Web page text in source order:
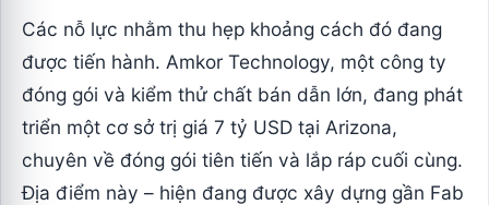
Các nỗ lực nhằm thu hẹp khoảng cách đó đang
được tiến hành. Amkor Technology, một công ty
đóng gói và kiểm thử chất bán dẫn lớn, đang phát
triển một cơ sở trị giá 7 tỷ USD tại Arizona,
chuyên về đóng gói tiên tiến và lắp ráp cuối cùng.
Địa điểm này – hiện đang được xây dựng gần Fab